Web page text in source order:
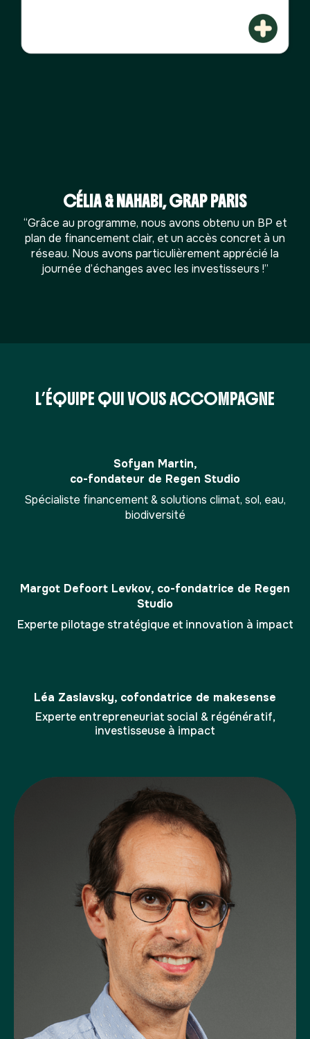
CÉLIA & NAHABI, GRAP PARIS
“Grâce au programme, nous avons obtenu un BP et
plan de financement clair, et un accès concret à un
réseau. Nous avons particulièrement apprécié la
journée d’échanges avec les investisseurs !”
L’ÉQUIPE QUI VOUS ACCOMPAGNE
Sofyan Martin,
co-fondateur de Regen Studio
Spécialiste financement & solutions climat, sol, eau,
biodiversité
Margot Defoort Levkov, co-fondatrice de Regen
Studio
Experte pilotage stratégique et innovation à impact
Léa Zaslavsky, cofondatrice de makesense
Experte entrepreneuriat social & régénératif,
investisseuse à impact